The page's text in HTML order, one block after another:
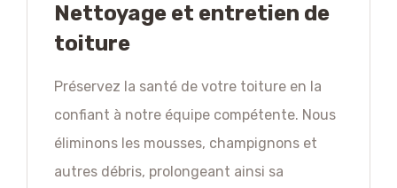
Nettoyage et entretien de
toiture
Préservez la santé de votre toiture en la
confiant à notre équipe compétente. Nous
éliminons les mousses, champignons et
autres débris, prolongeant ainsi sa